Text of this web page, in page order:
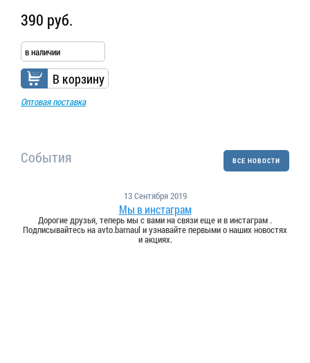
ВСЕ НОВОСТИ
События
13 Сентября 2019
Мы в инстаграм
Дорогие друзья, теперь мы с вами на связи еще и в инстаграм .
Подписывайтесь на avto.barnaul и узнавайте первыми о наших новостях
и акциях.
390 руб.
в наличии
В корзину
Оптовая поставка